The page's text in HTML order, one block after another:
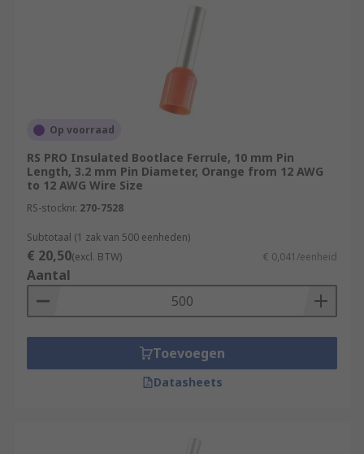
Op voorraad
RS PRO Insulated Bootlace Ferrule, 10 mm Pin
Length, 3.2 mm Pin Diameter, Orange from 12 AWG
to 12 AWG Wire Size
RS-stocknr. 270-7528
Subtotaal (1 zak van 500 eenheden)
€ 20,50(excl. BTW) € 0,041/eenheid
Aantal
Toevoegen
Datasheets